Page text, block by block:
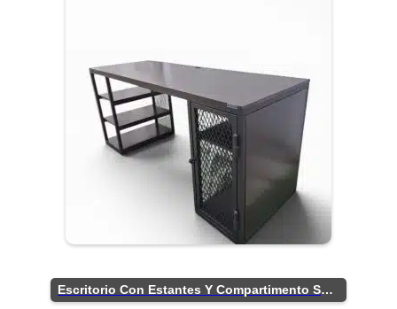
Escritorio Con Estantes Y Compartimento Seguro